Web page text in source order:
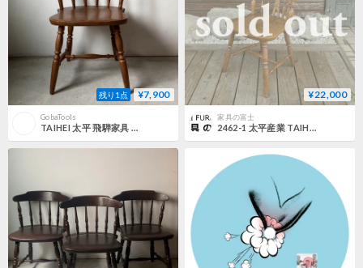
残り1点 ¥7,900
GobaTools
TAIHEI 太平 飛騨家具 木の椅子 B 木製ヴィンテージダイニングチェア ナチュラルブラウン ローバックウィンザーチェア 木工家具 古家具 良品
¥22,000
家具の富士
2462-1 太平産業 TAIHEI / ダイニングチェア